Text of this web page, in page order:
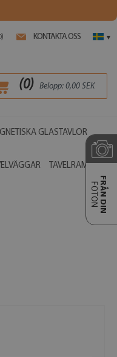
) KONTAKTA OSS ▾
(0) Belopp: 0,00 SEK
GLASTAVLOR
TAVELRAMAR
FRÅN DIN
FOTON